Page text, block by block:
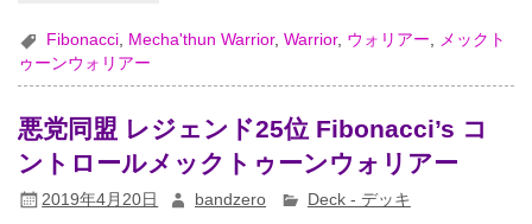
Fibonacci Mecha'thun Warrior,Warrior, ウォリアー
メックト
ゥーンウォリアー
悪党同盟 レジェンド25位 Fibonacci’s コ
ントロールメックトゥーンウォリアー
2019年4月20日 bandzero Deck - デッキ